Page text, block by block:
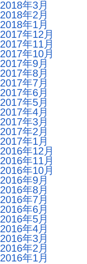
2018年3月
2018年2月
2018年1月
2017年12月
2017年11月
2017年10月
2017年9月
2017年8月
2017年7月
2017年6月
2017年5月
2017年4月
2017年3月
2017年2月
2017年1月
2016年12月
2016年11月
2016年10月
2016年9月
2016年8月
2016年7月
2016年6月
2016年5月
2016年4月
2016年3月
2016年2月
2016年1月